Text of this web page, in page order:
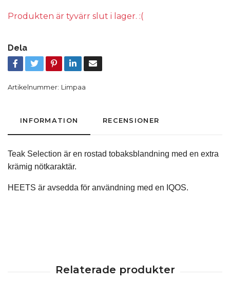
Produkten är tyvärr slut i lager. :(
Dela
Artikelnummer: Limpaa
INFORMATION RECENSIONER
Teak Selection är en rostad tobaksblandning med en extra
krämig nötkaraktär.
HEETS är avsedda för användning med en IQOS.